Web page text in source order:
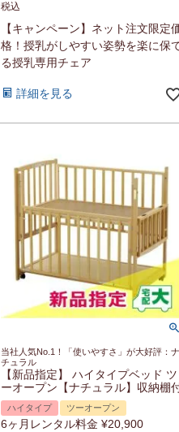
税込
【キャンペーン】ネット注文限定
格！授乳がしやすい姿勢を楽に保
る授乳専用チェア
詳細を見る
当社人気No.1！「使いやすさ」が大好評：ナ
チュラル
【新品指定】 ハイタイプベッド ツ
ーオープン【ナチュラル】収納棚
ハイタイプ ツーオープン
6ヶ月レンタル料金 ¥20,900